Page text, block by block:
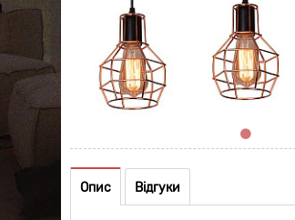
Опис Відгуки